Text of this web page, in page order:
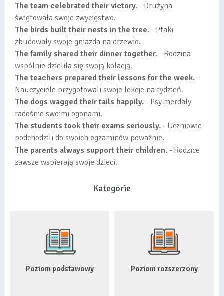
The team celebrated their victory. - Drużyna
świętowała swoje zwycięstwo.
The birds built their nests in the tree. - Ptaki
zbudowały swoje gniazda na drzewie.
The family shared their dinner together. - Rodzina
wspólnie dzieliła się swoją kolacją.
The teachers prepared their lessons for the week. -
Nauczyciele przygotowali swoje lekcje na tydzień.
The dogs wagged their tails happily. - Psy merdały
radośnie swoimi ogonami.
The students took their exams seriously. - Uczniowie
podchodzili do swoich egzaminów poważnie.
The parents always support their children. - Rodzice
zawsze wspierają swoje dzieci.
Kategorie
Poziom podstawowy Poziom rozszerzony